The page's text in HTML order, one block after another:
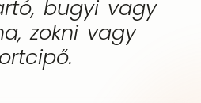
bugyi vagy
zokni vagy